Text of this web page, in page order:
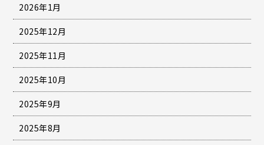
2026年1月
2025年12月
2025年11月
2025年10月
2025年9月
2025年8月